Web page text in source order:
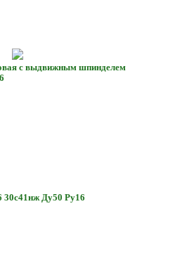
с выдвижным шпинделем
30с41нж Ду50 Ру16